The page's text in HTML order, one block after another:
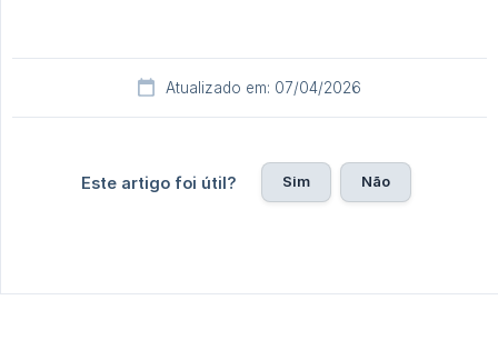
Atualizado em: 07/04/2026
Este artigo foi útil? Sim Não